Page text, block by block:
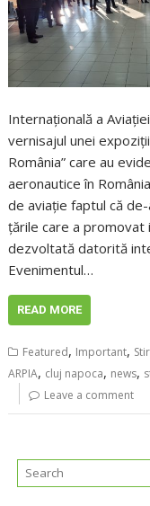
Internațională a
vernisajul unei
România” care au
aeronautice în
de aviație faptul că
țările care a promovat
dezvoltată datorită
Evenimentul…
READ MORE
Featured, Important,
ARPIA, cluj napoca, news,
Leave a comment